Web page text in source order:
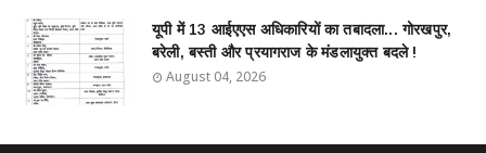
यूपी में 13 आईएएस अधिकारियों का तबादला... गोरखपुर,
बरेली, बस्ती और प्रयागराज के मंडलायुक्त बदले !
August 04, 2026